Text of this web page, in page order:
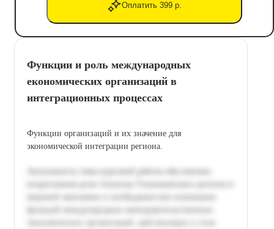
Оплатить 399 р.
Функции и роль международных
економических организаций в
интеграционных процессах
Функции организаций и их значение для
экономической интеграции региона.